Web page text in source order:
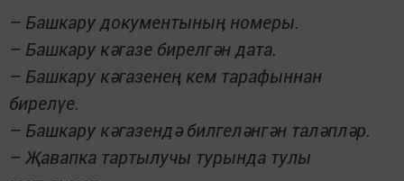
– Башкару документының номеры.
– Башкару кәгазе бирелгән дата.
– Башкару кәгазенең кем тарафыннан
бирелүе.
– Башкару кәгазендә билге­­­ләнгән таләпләр.
– Җавапка тартылучы турында тулы